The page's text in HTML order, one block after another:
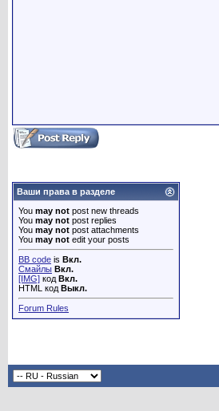
Ваши права в разделе
You may not post new threads
You may not post replies
You may not post attachments
You may not edit your posts
BB code is Вкл.
Смайлы Вкл.
[IMG] код Вкл.
HTML код Выкл.
Forum Rules